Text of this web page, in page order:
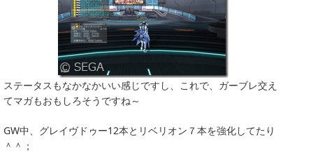
ステータスもなかなかいい感じですし、これで、ガーブレ交え
てマガもおもしろそうですね～
GW中、グレイヴドゥー12本とリベリオン７本を強化してたり
＾＾；